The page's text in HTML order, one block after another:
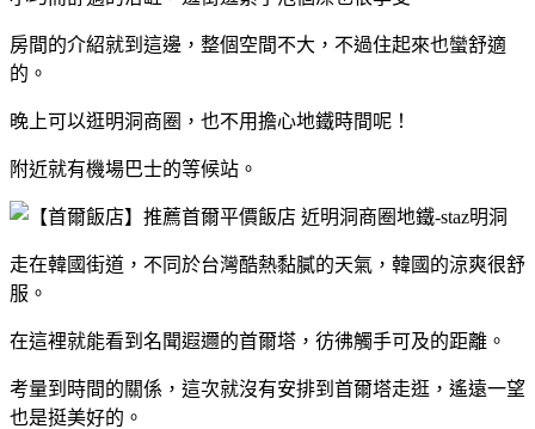
房間的介紹就到這邊，整個空間不大，不過住起來也蠻舒適
的。
晚上可以逛明洞商圈，也不用擔心地鐵時間呢！
附近就有機場巴士的等候站。
走在韓國街道，不同於台灣酷熱黏膩的天氣，韓國的涼爽很舒
服。
在這裡就能看到名聞遐邇的首爾塔，彷彿觸手可及的距離。
考量到時間的關係，這次就沒有安排到首爾塔走逛，遙遠一望
也是挺美好的。